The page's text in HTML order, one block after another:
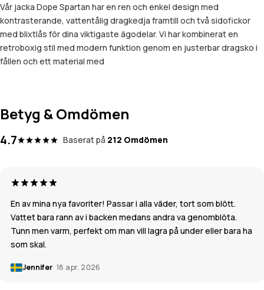
Vår jacka Dope Spartan har en ren och enkel design med
kontrasterande, vattentålig dragkedja framtill och två sidofickor
med blixtlås för dina viktigaste ägodelar. Vi har kombinerat en
retroboxig stil med modern funktion genom en justerbar dragsko i
fållen och ett material med
Betyg & Omdömen
4.7 Baserat på 212 Omdömen
En av mina nya favoriter! Passar i alla väder, tort som blött.
Vattet bara rann av i backen medans andra va genomblöta.
Tunn men varm, perfekt om man vill lagra på under eller bara ha
som skal.
Jennifer 18 apr. 2026